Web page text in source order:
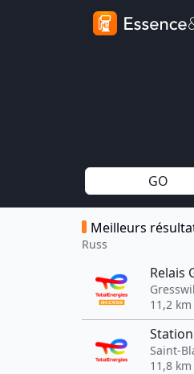
GO
Meilleurs
Russ
Relais
11,2 km
Saint-
11,8 km